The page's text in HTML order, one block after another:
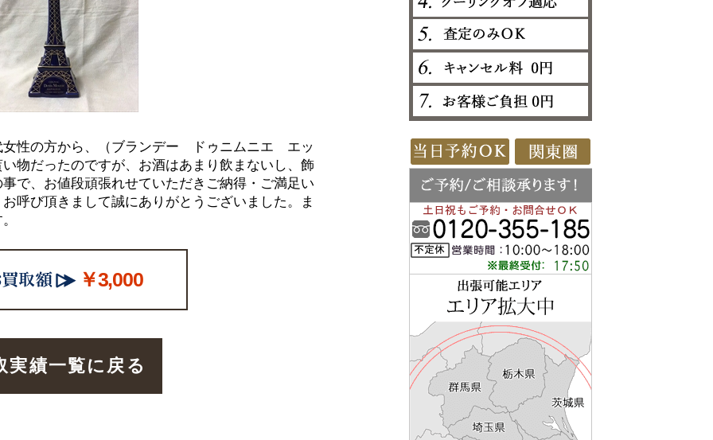
女性の方から、（ブランデー ドゥニムニエ エッ
物だったのですが、お酒はあまり飲まないし、飾
で、お値段頑張れせていただきご納得・ご満足い
呼び頂きまして誠にありがとうございました。ま
￥3,000
実績一覧に戻る